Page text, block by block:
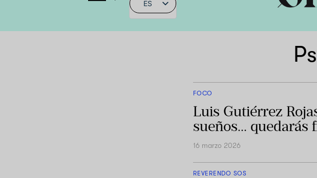
ES
FOCO
Luis Gutiérrez
sueños… quedarás
16 marzo 2026
REVERENDO SOS